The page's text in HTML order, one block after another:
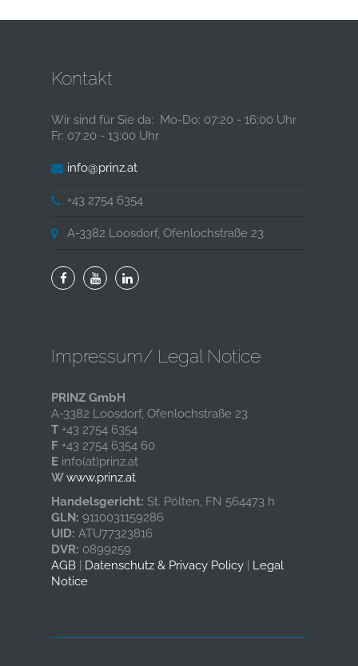
Kontakt
Wir sind für Sie da: Mo-Do: 07:20 - 16:00 Uhr
Fr: 07:20 - 13:00 Uhr
info@prinz.at
+43 2754 6354
A-3382 Loosdorf, Ofenlochstraße 23
Impressum/ Legal Notice
PRINZ GmbH
A-3382 Loosdorf, Ofenlochstraße 23
T +43 2754 6354
F +43 2754 6354 60
E info(at)prinz.at
Wwww.prinz.at
Handelsgericht: St. Pölten, FN 564473 h
GLN: 9110031159286
UID: ATU77323816
DVR: 0899259
AGB
Datenschutz & Privacy Policy
Legal
Notice